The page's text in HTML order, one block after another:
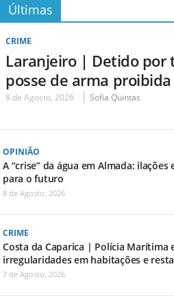
Últimas
CRIME
Laranjeiro | Detido por
posse de arma proibida
8 de Agosto, 2026 Sofia Quintas
OPINIÃO
A “crise” da água em Almada:
para o futuro
8 de Agosto, 2026
CRIME
Costa da Caparica | Polícia Marítima
irregularidades em habitações e
7 de Agosto, 2026